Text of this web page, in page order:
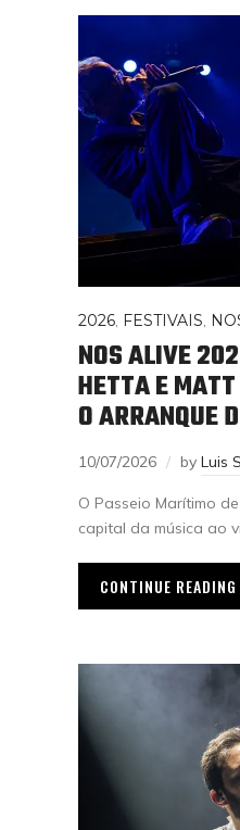
2026, FESTIVAIS,
NOS ALIVE
HETTA E
O ARRANQUE
10/07/2026 by Luis
O Passeio Marítimo
capital da música ao
CONTINUE READING